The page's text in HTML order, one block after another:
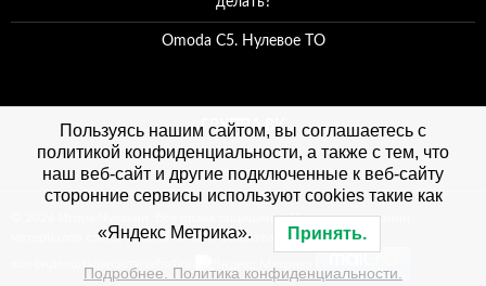
Omoda C5. Нулевое ТО
ГРУППА ВК
© 2026 Игорь Чувакин. Все права защищены. При использовании
материалов сайта, ссылка на сайт обязательна. Политика
Пользуясь нашим сайтом, вы соглашаетесь с
политикой конфиденциальности, а также с тем, что
наш веб-сайт и другие подключенные к веб-сайту
сторонние сервисы используют cookies такие как
«Яндекс Метрика». Принять.
Подробнее. Политика конфиденциальности.